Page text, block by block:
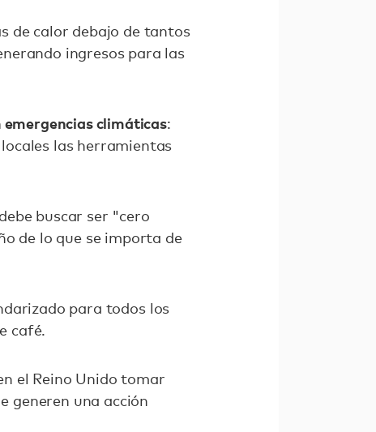
de calor debajo de tantos
ingresos para las
climáticas:
las herramientas
buscar ser "cero
de lo que se importa de
para todos los
café.
el Reino Unido tomar
generen una acción